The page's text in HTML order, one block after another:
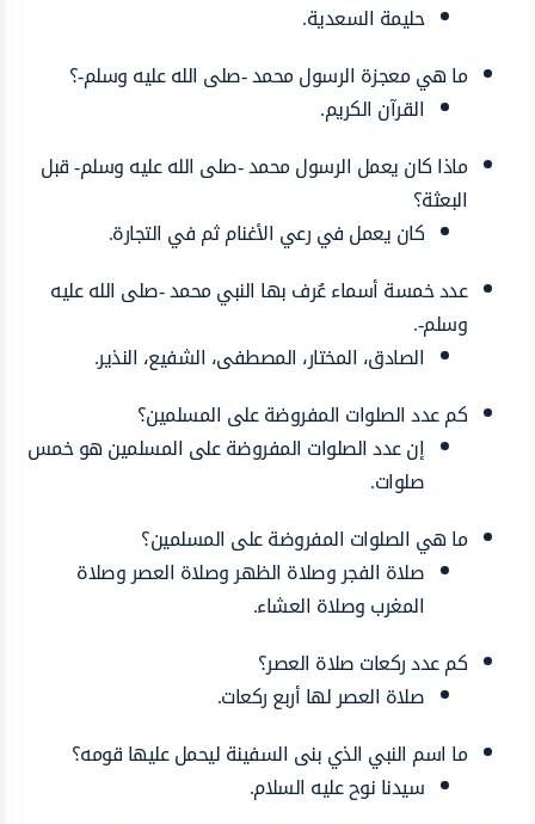
حليمة السعدية.
ما هي معجزة الرسول محمد -صلى الله عليه وسلم-؟
القرآن الكريم.
ماذا كان يعمل الرسول محمد -صلى الله عليه وسلم- قبل
البعثة؟
كان يعمل في رعي الأغنام ثم في التجارة.
عدد خمسة أسماء عُرف بها النبي محمد -صلى الله عليه
وسلم-.
الصادق، المختار، المصطفى، الشفيع، النذير.
كم عدد الصلوات المفروضة على المسلمين؟
إن عدد الصلوات المفروضة على المسلمين هو خمس
صلوات.
ما هي الصلوات المفروضة على المسلمين؟
صلاة الفجر وصلاة الظهر وصلاة العصر وصلاة
المغرب وصلاة العشاء.
كم عدد ركعات صلاة العصر؟
صلاة العصر لها أربع ركعات.
ما اسم النبي الذي بنى السفينة ليحمل عليها قومه؟
سيدنا نوح عليه السلام.